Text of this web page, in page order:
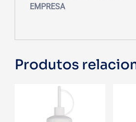
EMPRESA
Produtos